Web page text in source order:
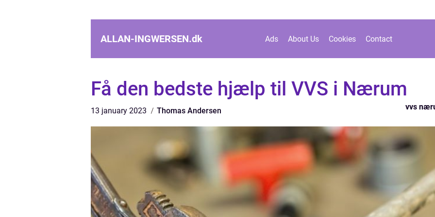
ALLAN-INGWERSEN.dk Ads About Us Cookies Contact
Få den bedste hjælp til VVS i Nærum
13 january 2023 Thomas Andersen vvs